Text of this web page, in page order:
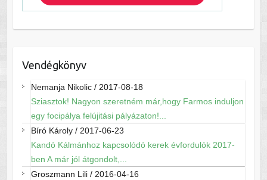
Vendégkönyv
Nemanja Nikolic/ 2017-08-18
Sziasztok! Nagyon szeretném már,hogy Farmos induljon
egy focipálya felújitási pályázaton!...
Bíró Károly/ 2017-06-23
Kandó Kálmánhoz kapcsolódó kerek évfordulók 2017-
ben A már jól átgondolt,...
Groszmann Lili/ 2016-04-16